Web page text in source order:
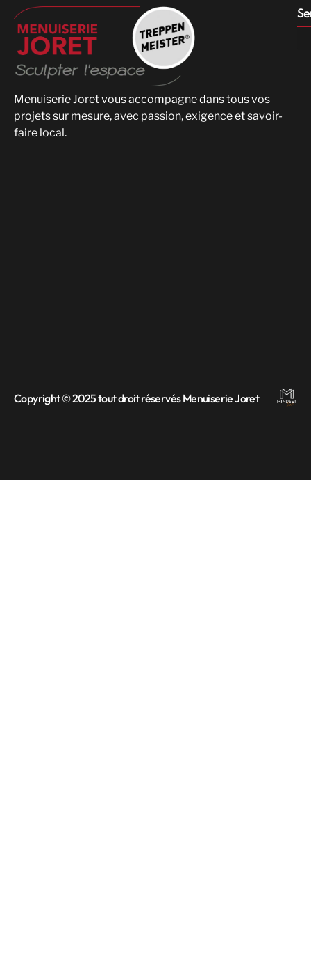
Menuiserie Joret vous accompagne dans tous vos
projets sur mesure, avec passion, exigence et savoir-
faire local.
Copyright © 2025 tout droit réservés Menuiserie Joret